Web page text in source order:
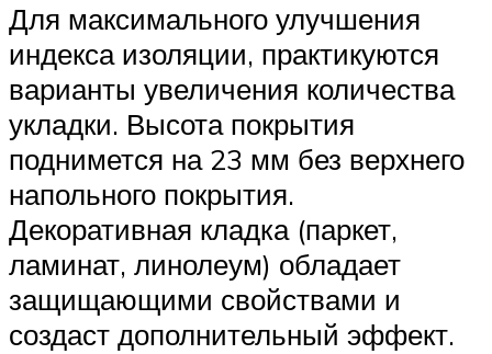
Для максимального улучшения
индекса изоляции, практикуются
варианты увеличения количества
укладки. Высота покрытия
поднимется на 23 мм без верхнего
напольного покрытия.
Декоративная кладка (паркет,
ламинат, линолеум) обладает
защищающими свойствами и
создаст дополнительный эффект.